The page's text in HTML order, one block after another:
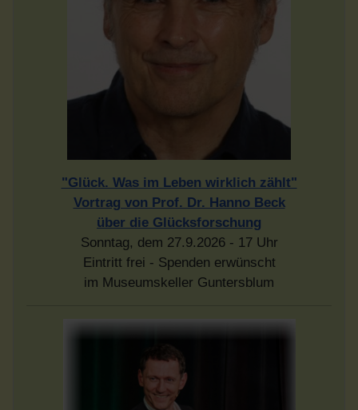
"Glück. Was im Leben wirklich zählt"
Vortrag von Prof. Dr. Hanno Beck
über die Glücksforschung
Sonntag, dem 27.9.2026 - 17 Uhr
Eintritt frei - Spenden erwünscht
im Museumskeller Guntersblum